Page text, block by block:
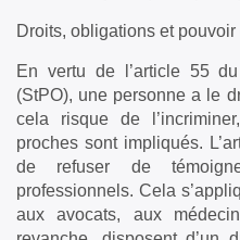
Droits, obligations et
En vertu de l’article 55
(StPO), une personne a le
cela risque de
proches sont impliqués.
de refuser de
professionnels. Cela
aux avocats, aux